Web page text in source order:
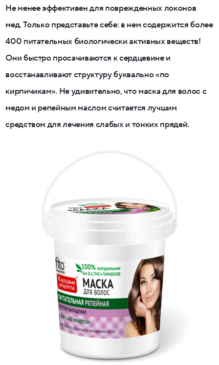
Не менее эффективен для поврежденных локонов
мед. Только представьте себе: в нем содержится более
400 питательных биологически активных веществ!
Они быстро просачиваются к сердцевине и
восстанавливают структуру буквально «по
кирпичикам». Не удивительно, что маска для волос с
медом и репейным маслом считается лучшим
средством для лечения слабых и тонких прядей.